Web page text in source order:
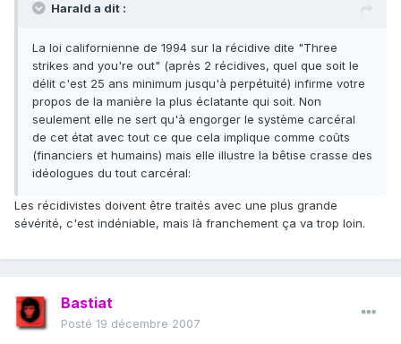
Harald a dit :
La loi californienne de 1994 sur la récidive dite "Three
strikes and you're out" (après 2 récidives, quel que soit le
délit c'est 25 ans minimum jusqu'à perpétuité) infirme votre
propos de la manière la plus éclatante qui soit. Non
seulement elle ne sert qu'à engorger le système carcéral
de cet état avec tout ce que cela implique comme coûts
(financiers et humains) mais elle illustre la bêtise crasse des
idéologues du tout carcéral:
Les récidivistes doivent être traités avec une plus grande
sévérité, c'est indéniable, mais là franchement ça va trop loin.
Bastiat
Posté 19 décembre 2007